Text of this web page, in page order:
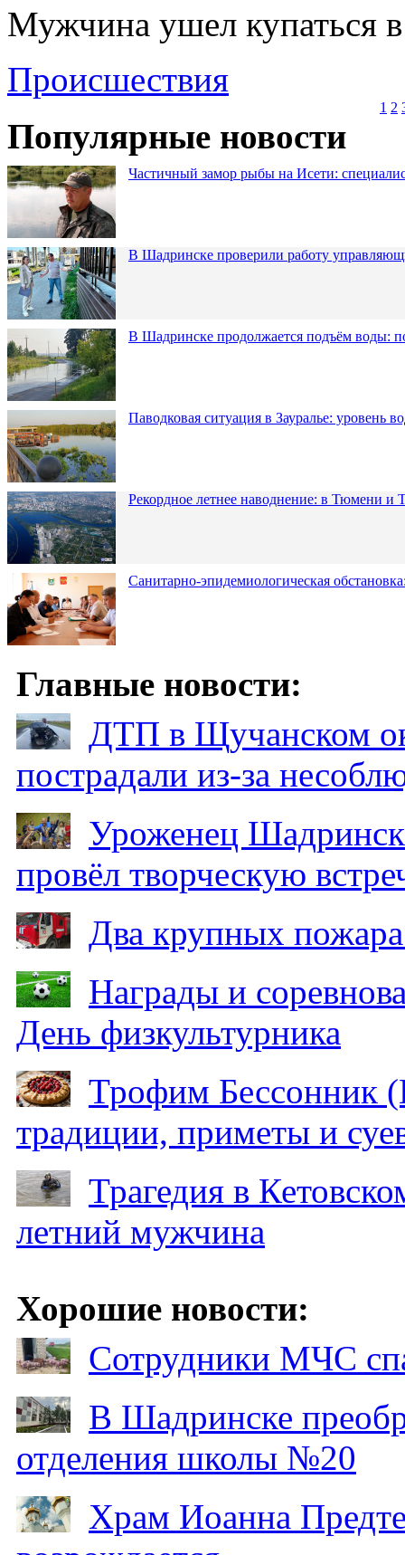
Мужчина ушел купаться
Происшествия
1 2
Популярные новости
Частичный замор рыбы на Исети:
В Шадринске проверили работу
В Шадринске продолжается подъём воды:
Паводковая ситуация в Зауралье: уровень
Рекордное летнее наводнение: в Тюмени и
Санитарно-эпидемиологическая
Главные новости:
ДТП в Щучанском
пострадали из-за
Уроженец
провёл творческую
Два крупных
Награды и
День физкультурника
Трофим Бессонник
традиции, приметы и
Трагедия в
летний мужчина
Хорошие новости:
Сотрудники МЧС
В Шадринске
отделения школы №20
Храм Иоанна